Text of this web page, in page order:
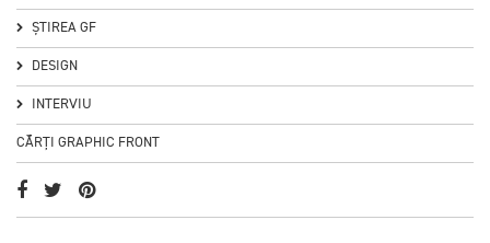
ȘTIREA GF
DESIGN
INTERVIU
CĂRȚI GRAPHIC FRONT